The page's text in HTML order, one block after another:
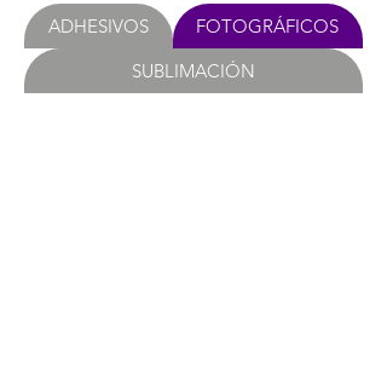
ADHESIVOS
FOTOGRÁFICOS
SUBLIMACIÓN